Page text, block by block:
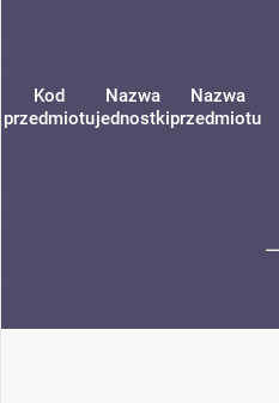
Kod
przedmiotu
Nazwa
jednostki
Nazwa
przedmiotu